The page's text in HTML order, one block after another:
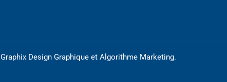
Graphix Design Graphiqueet Algorithme Marketing.